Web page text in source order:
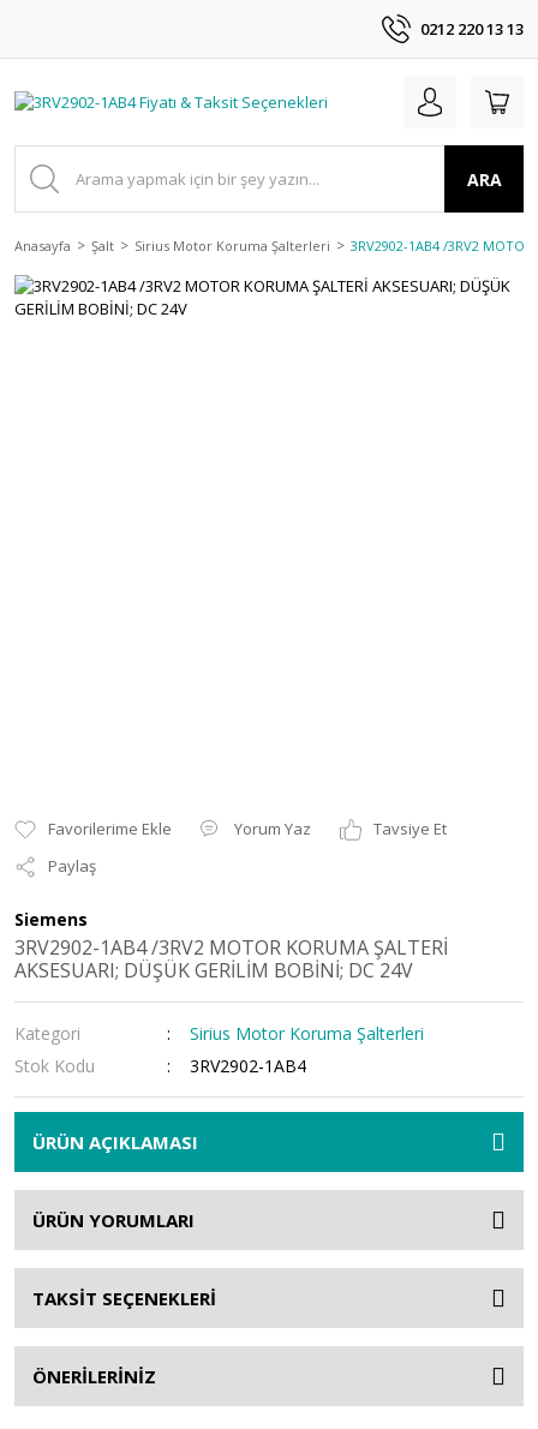
0212 220 13 13
ARA
Anasayfa Şalt Sirius Motor Koruma Şalterleri 3RV2902-1AB4 /3RV2 MOTOR
Yorum Yaz
Tavsiye Et
Paylaş
Siemens
3RV2902-1AB4 /3RV2 MOTOR KORUMA ŞALTERİ
AKSESUARI; DÜŞÜK GERİLİM BOBİNİ; DC 24V
Kategori
Sirius Motor Koruma Şalterleri
Stok Kodu
3RV2902-1AB4
ÜRÜN AÇIKLAMASI
ÜRÜN YORUMLARI
TAKSİT SEÇENEKLERİ
ÖNERİLERİNİZ